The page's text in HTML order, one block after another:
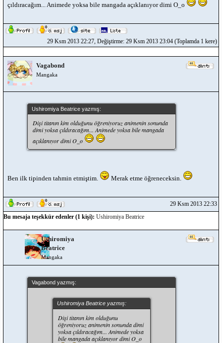
çıldıracağım... Animede yoksa bile mangada açıklanıyor dimi O_o
29 Ksm 2013 22:27, Değiştirme: 29 Ksm 2013 23:04 (Toplamda 1 kere)
Vagabond
Mangaka
Ushiromiya Beatrice yazmış:
Dişi titanın kim olduğunu öğreniyoruz animenin sonunda
dimi yoksa çıldıracağım... Animede yoksa bile mangada
açıklanıyor dimi O_o
Ben ilk tipinden tahmin etmiştim. Merak etme öğreneceksin.
29 Ksm 2013 22:33
Bu mesaja teşekkür edenler (1 kişi): Ushiromiya Beatrice
Ushiromiya
Beatrice
Mangaka
Vagabond yazmış:
Ushiromiya Beatrice yazmış:
Dişi titanın kim olduğunu
öğreniyoruz animenin sonunda dimi
yoksa çıldıracağım... Animede yoksa
bile mangada açıklanıyor dimi O_o